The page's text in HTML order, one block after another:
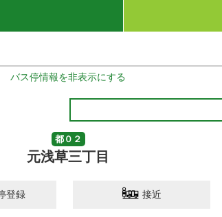
バス停情報を非表示にする
都０２
元浅草三丁目
登録 接近